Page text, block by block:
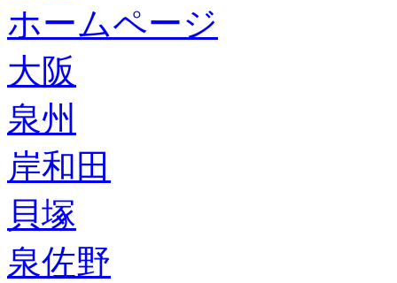
ホームページ
大阪
泉州
岸和田
貝塚
泉佐野